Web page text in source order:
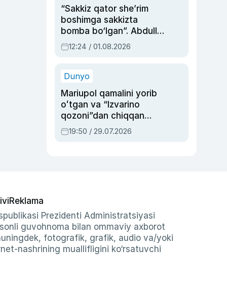
“Sakkiz qator she’rim
boshimga sakkizta
bomba bo‘lgan”. Abdulla
Oripovni siyosiy
ayblovlardan asrab
12:24 / 01.08.2026
Dunyo
Mariupol qamalini yorib
oʻtgan va “Izvarino
qozoni”dan chiqqan
qahramon — Ukraina
armiyasi bosh
19:50 / 29.07.2026
Reklama
Prezidenti Administratsiyasi
guvohnoma bilan ommaviy axborot
fotografik, grafik, audio va/yoki
nashrining muallifligini ko‘rsatuvchi